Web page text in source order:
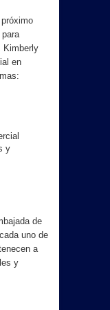
Kimberly
en
y
de
uno de
a
y